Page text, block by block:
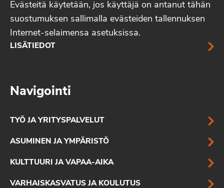
Evästeitä käytetään, jos käyttäjä on antanut tähän
suostumuksen sallimalla evästeiden tallennuksen
Internet-selaimensa asetuksissa.
LISÄTIEDOT
Navigointi
TYÖ JA YRITYSPALVELUT
ASUMINEN JA YMPÄRISTÖ
KULTTUURI JA VAPAA-AIKA
VARHAISKASVATUS JA KOULUTUS